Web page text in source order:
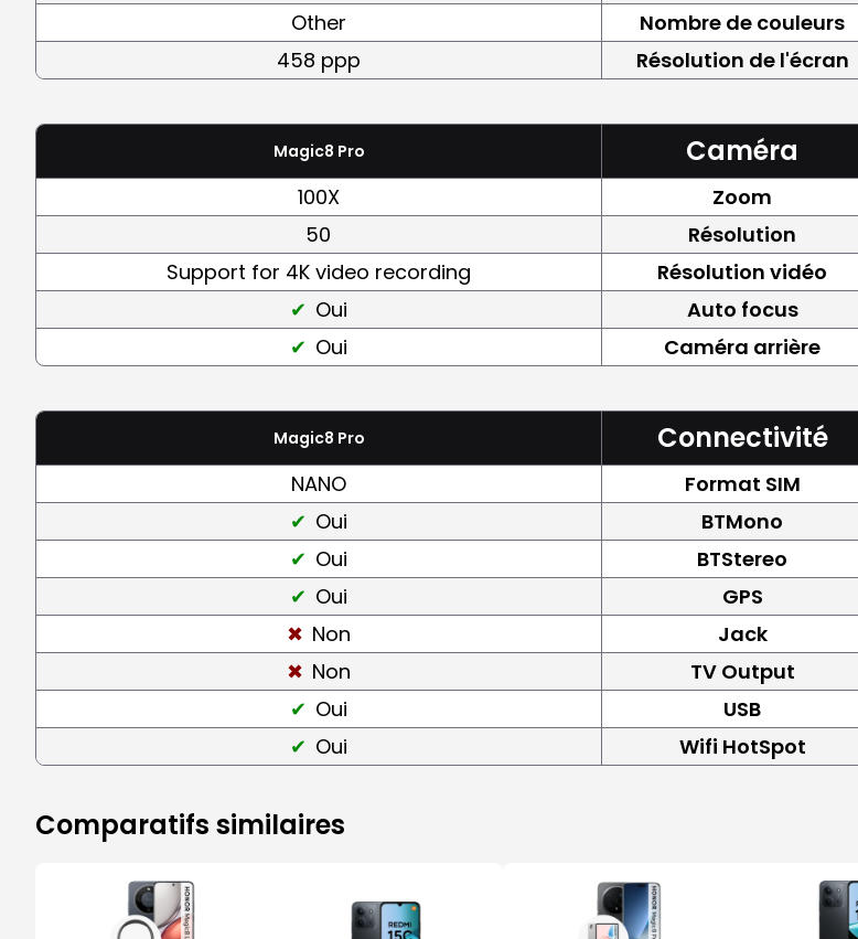
Other
Nombre de couleurs
458 ppp
Résolution de l'écran
Magic8 Pro Caméra
100X Zoom
50
Résolution
Support for 4K video recording
Résolution vidéo
Oui
Auto focus
Oui
Caméra arrière
Magic8 Pro Connectivité
NANO Format SIM
Oui
BTMono
Oui
BTStereo
Oui
GPS
Non
Jack
Non
TV Output
Oui
USB
Oui
Wifi HotSpot
Comparatifs similaires